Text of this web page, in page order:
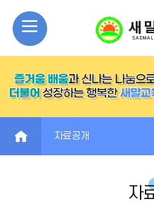
모
바
일
메
뉴
HOME 자료공개
자